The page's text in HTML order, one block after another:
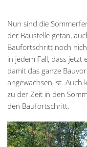
Nun sind die
der Baustelle getan,
Baufortschritt noch
in jedem Fall, dass
damit das ganze
angewachsen ist. Auch
zu der Zeit in den
den Baufortschritt.